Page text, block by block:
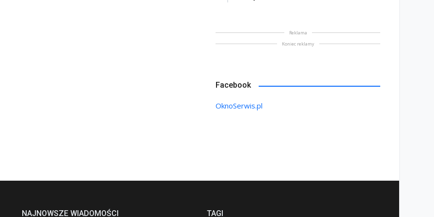
Reklama
Koniec reklamy
Facebook
OknoSerwis.pl
NAJNOWSZE WIADOMOŚCI TAGI